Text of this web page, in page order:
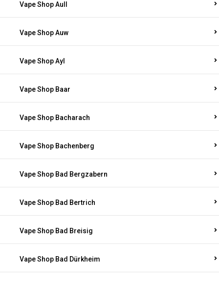
Vape Shop Aull
Vape Shop Auw
Vape Shop Ayl
Vape Shop Baar
Vape Shop Bacharach
Vape Shop Bachenberg
Vape Shop Bad Bergzabern
Vape Shop Bad Bertrich
Vape Shop Bad Breisig
Vape Shop Bad Dürkheim